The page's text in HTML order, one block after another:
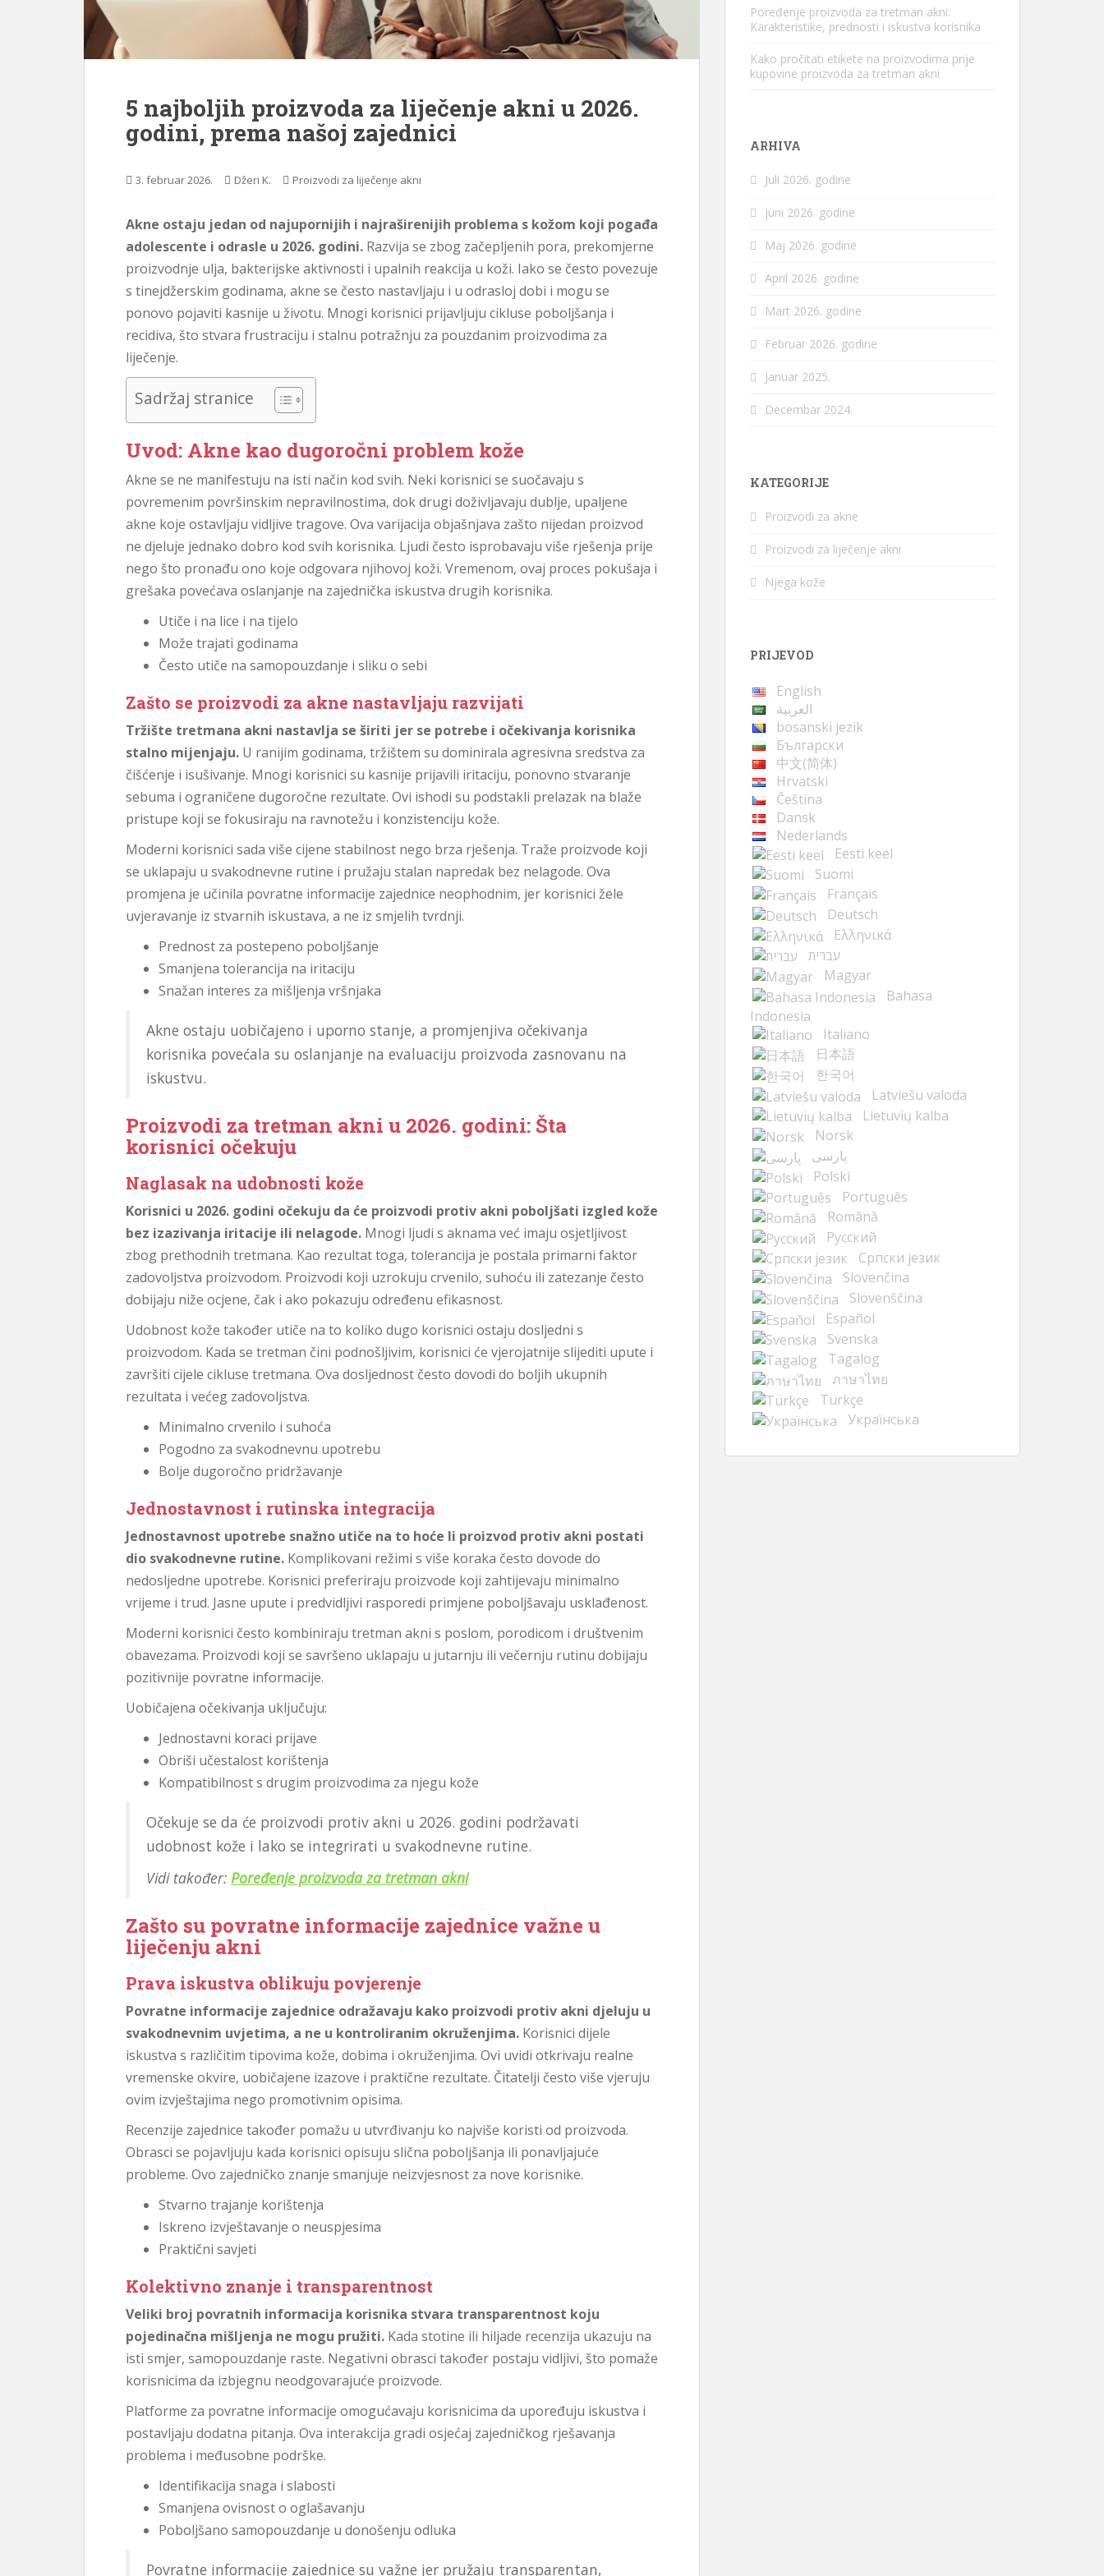
5 najboljih proizvoda za liječenje akni u 2026.
godini, prema našoj zajednici
3. februar 2026. Džeri K. Proizvodi za liječenje akni
Akne ostaju jedan od najupornijih i najraširenijih problema s kožom koji pogađa
adolescente i odrasle u 2026. godini. Razvija se zbog začepljenih pora, prekomjerne
proizvodnje ulja, bakterijske aktivnosti i upalnih reakcija u koži. Iako se često povezuje
s tinejdžerskim godinama, akne se često nastavljaju i u odrasloj dobi i mogu se
ponovo pojaviti kasnije u životu. Mnogi korisnici prijavljuju cikluse poboljšanja i
recidiva, što stvara frustraciju i stalnu potražnju za pouzdanim proizvodima za
liječenje.
Sadržaj stranice
Uvod: Akne kao dugoročni problem kože
Akne se ne manifestuju na isti način kod svih. Neki korisnici se suočavaju s
povremenim površinskim nepravilnostima, dok drugi doživljavaju dublje, upaljene
akne koje ostavljaju vidljive tragove. Ova varijacija objašnjava zašto nijedan proizvod
ne djeluje jednako dobro kod svih korisnika. Ljudi često isprobavaju više rješenja prije
nego što pronađu ono koje odgovara njihovoj koži. Vremenom, ovaj proces pokušaja i
grešaka povećava oslanjanje na zajednička iskustva drugih korisnika.
Utiče i na lice i na tijelo
Može trajati godinama
Često utiče na samopouzdanje i sliku o sebi
Zašto se proizvodi za akne nastavljaju razvijati
Tržište tretmana akni nastavlja se širiti jer se potrebe i očekivanja korisnika
stalno mijenjaju. U ranijim godinama, tržištem su dominirala agresivna sredstva za
čišćenje i isušivanje. Mnogi korisnici su kasnije prijavili iritaciju, ponovno stvaranje
sebuma i ograničene dugoročne rezultate. Ovi ishodi su podstakli prelazak na blaže
pristupe koji se fokusiraju na ravnotežu i konzistenciju kože.
Moderni korisnici sada više cijene stabilnost nego brza rješenja. Traže proizvode koji
se uklapaju u svakodnevne rutine i pružaju stalan napredak bez nelagode. Ova
promjena je učinila povratne informacije zajednice neophodnim, jer korisnici žele
uvjeravanje iz stvarnih iskustava, a ne iz smjelih tvrdnji.
Prednost za postepeno poboljšanje
Smanjena tolerancija na iritaciju
Snažan interes za mišljenja vršnjaka
Akne ostaju uobičajeno i uporno stanje, a promjenjiva očekivanja
korisnika povećala su oslanjanje na evaluaciju proizvoda zasnovanu na
iskustvu.
Proizvodi za tretman akni u 2026. godini: Šta
korisnici očekuju
Naglasak na udobnosti kože
Korisnici u 2026. godini očekuju da će proizvodi protiv akni poboljšati izgled kože
bez izazivanja iritacije ili nelagode. Mnogi ljudi s aknama već imaju osjetljivost
zbog prethodnih tretmana. Kao rezultat toga, tolerancija je postala primarni faktor
zadovoljstva proizvodom. Proizvodi koji uzrokuju crvenilo, suhoću ili zatezanje često
dobijaju niže ocjene, čak i ako pokazuju određenu efikasnost.
Udobnost kože također utiče na to koliko dugo korisnici ostaju dosljedni s
proizvodom. Kada se tretman čini podnošljivim, korisnici će vjerojatnije slijediti upute i
završiti cijele cikluse tretmana. Ova dosljednost često dovodi do boljih ukupnih
rezultata i većeg zadovoljstva.
Minimalno crvenilo i suhoća
Pogodno za svakodnevnu upotrebu
Bolje dugoročno pridržavanje
Jednostavnost i rutinska integracija
Jednostavnost upotrebe snažno utiče na to hoće li proizvod protiv akni postati
dio svakodnevne rutine. Komplikovani režimi s više koraka često dovode do
nedosljedne upotrebe. Korisnici preferiraju proizvode koji zahtijevaju minimalno
vrijeme i trud. Jasne upute i predvidljivi rasporedi primjene poboljšavaju usklađenost.
Moderni korisnici često kombiniraju tretman akni s poslom, porodicom i društvenim
obavezama. Proizvodi koji se savršeno uklapaju u jutarnju ili večernju rutinu dobijaju
pozitivnije povratne informacije.
Uobičajena očekivanja uključuju:
Jednostavni koraci prijave
Obriši učestalost korištenja
Kompatibilnost s drugim proizvodima za njegu kože
Očekuje se da će proizvodi protiv akni u 2026. godini podržavati
udobnost kože i lako se integrirati u svakodnevne rutine.
Vidi također: Poređenje proizvoda za tretman akni
Zašto su povratne informacije zajednice važne u
liječenju akni
Prava iskustva oblikuju povjerenje
Povratne informacije zajednice odražavaju kako proizvodi protiv akni djeluju u
svakodnevnim uvjetima, a ne u kontroliranim okruženjima. Korisnici dijele
iskustva s različitim tipovima kože, dobima i okruženjima. Ovi uvidi otkrivaju realne
vremenske okvire, uobičajene izazove i praktične rezultate. Čitatelji često više vjeruju
ovim izvještajima nego promotivnim opisima.
Recenzije zajednice također pomažu u utvrđivanju ko najviše koristi od proizvoda.
Obrasci se pojavljuju kada korisnici opisuju slična poboljšanja ili ponavljajuće
probleme. Ovo zajedničko znanje smanjuje neizvjesnost za nove korisnike.
Stvarno trajanje korištenja
Iskreno izvještavanje o neuspjesima
Praktični savjeti
Kolektivno znanje i transparentnost
Veliki broj povratnih informacija korisnika stvara transparentnost koju
pojedinačna mišljenja ne mogu pružiti. Kada stotine ili hiljade recenzija ukazuju na
isti smjer, samopouzdanje raste. Negativni obrasci također postaju vidljivi, što pomaže
korisnicima da izbjegnu neodgovarajuće proizvode.
Platforme za povratne informacije omogućavaju korisnicima da upoređuju iskustva i
postavljaju dodatna pitanja. Ova interakcija gradi osjećaj zajedničkog rješavanja
problema i međusobne podrške.
Identifikacija snaga i slabosti
Smanjena ovisnost o oglašavanju
Poboljšano samopouzdanje u donošenju odluka
Povratne informacije zajednice su važne jer pružaju transparentan,
Poređenje proizvoda za tretman akni:
Karakteristike, prednosti i iskustva korisnika
Kako pročitati etikete na proizvodima prije
kupovine proizvoda za tretman akni
ARHIVA
Juli 2026. godine
juni 2026. godine
Maj 2026. godine
April 2026. godine
Mart 2026. godine
Februar 2026. godine
Januar 2025.
Decembar 2024.
KATEGORIJE
Proizvodi za akne
Proizvodi za liječenje akni
Njega kože
PRIJEVOD
English
العربية
bosanski jezik
Български
中文(简体)
Hrvatski
Čeština
Dansk
Nederlands
Eesti keel
Suomi
Français
Deutsch
Ελληνικά
עברית
Magyar
Bahasa
Indonesia
Italiano
日本語
한국어
Latviešu valoda
Lietuvių kalba
Norsk
پارسی
Polski
Português
Română
Русский
Cрпски језик
Slovenčina
Slovenščina
Español
Svenska
Tagalog
ภาษาไทย
Türkçe
Українська